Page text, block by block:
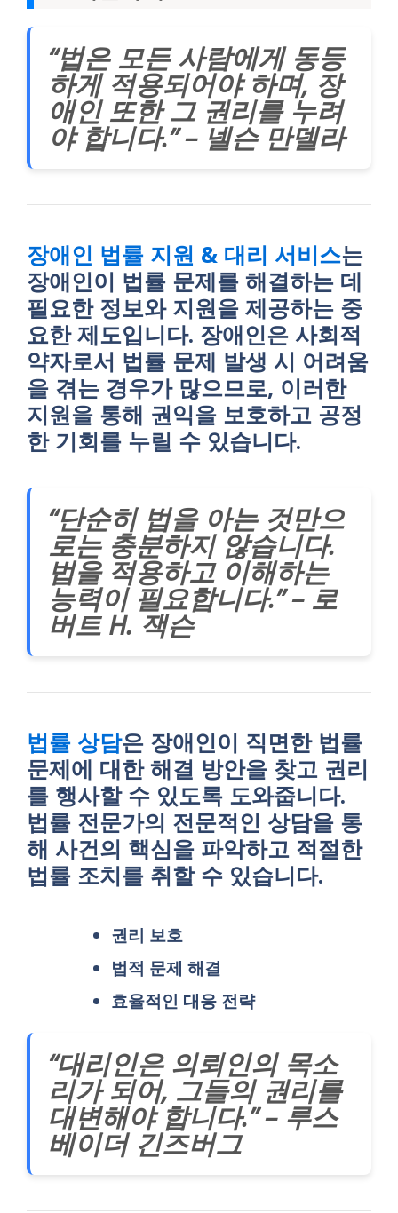
“법은 모든 사람에게 동등
하게 적용되어야 하며, 장
애인 또한 그 권리를 누려
야 합니다.” – 넬슨 만델라
장애인 법률 지원 & 대리 서비스는
장애인이 법률 문제를 해결하는 데
필요한 정보와 지원을 제공하는 중
요한 제도입니다. 장애인은 사회적
약자로서 법률 문제 발생 시 어려움
을 겪는 경우가 많으므로, 이러한
지원을 통해 권익을 보호하고 공정
한 기회를 누릴 수 있습니다.
“단순히 법을 아는 것만으
로는 충분하지 않습니다.
법을 적용하고 이해하는
능력이 필요합니다.” – 로
버트 H. 잭슨
법률 상담은 장애인이 직면한 법률
문제에 대한 해결 방안을 찾고 권리
를 행사할 수 있도록 도와줍니다.
법률 전문가의 전문적인 상담을 통
해 사건의 핵심을 파악하고 적절한
법률 조치를 취할 수 있습니다.
권리 보호
법적 문제 해결
효율적인 대응 전략
“대리인은 의뢰인의 목소
리가 되어, 그들의 권리를
대변해야 합니다.” – 루스
베이더 긴즈버그